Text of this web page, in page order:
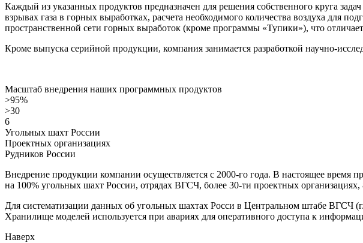
Каждый из указанных продуктов предназначен для решения собственного круга
взрывах газа в горных выработках, расчета необходимого количества воздуха для
пространственной сети горных выработок (кроме программы «Тупики»), что
Кроме выпуска серийной продукции, компания занимается разработкой научно-
Масштаб внедрения наших программных продуктов
>95%
>30
6
Угольных шахт России
Проектных организациях
Рудников России
Внедрение продукции компании осуществляется с 2000-го года. В настоящее
на 100% угольных шахт России, отрядах ВГСЧ, более 30-ти проектных организациях,
Для систематизации данных об угольных шахтах Росси в Центральном штабе ВГСЧ
Хранилище моделей используется при авариях для оперативного доступа к
Наверх